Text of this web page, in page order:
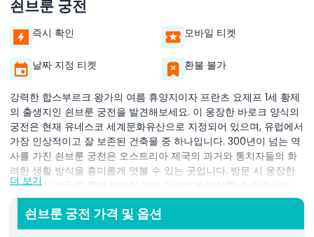
쇤브룬 궁전
즉시 확인 모바일 티켓
날짜 지정 티켓 환불 불가
강력한 합스부르크 왕가의 여름 휴양지이자 프란츠 요제프 1세 황제
의 출생지인 쇤브룬 궁전을 발견해보세요. 이 웅장한 바로크 양식의
궁전은 현재 유네스코 세계문화유산으로 지정되어 있으며, 유럽에서
가장 인상적이고 잘 보존된 건축물 중 하나입니다. 300년이 넘는 역
사를 가진 쇤브룬 궁전은 오스트리아 제국의 과거와 통치자들의 화
려한 생활 방식을 흥미롭게 엿볼 수 있는 곳입니다. 방문 시 웅장한
황실 공식 방들과 황제 부부의 개인 아파트에 입장할 수 있습니다.
궁전 내부는 18세기 후반 마리아 테레지아 황후 시대의 원래 가구와
장식을 아름답게 보존하고 있습니다. 화려한 천장과 금박 벽, 우아한
샹들리에 및 고풍스런 가구 등 모든 세부가 합스부르크 궁정의 영광
더 보기
쇤브룬 궁전 가격 및 옵션